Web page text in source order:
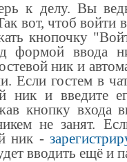
к делу. Вы ведь
вот, чтоб войти
кнопочку
формой ввода
ник и
. Если гостем в
ник и введите
кнопку входа
не занят.
ник -
вводить ещё и